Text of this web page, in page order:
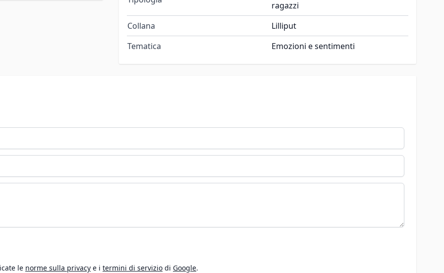
ragazzi
Collana
Lilliput
Tematica
Emozioni e sentimenti
le norme sulla privacy e i termini di servizio di Google.